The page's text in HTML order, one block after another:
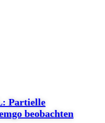
Partielle
beobachten